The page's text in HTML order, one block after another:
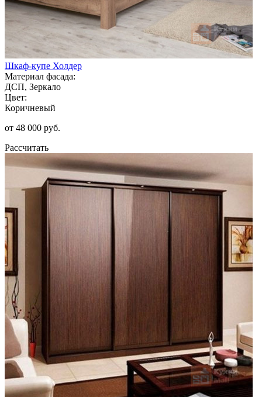
Шкаф-купе Холдер
Материал фасада:
ДСП, Зеркало
Цвет:
Коричневый
от 48 000 руб.
Рассчитать